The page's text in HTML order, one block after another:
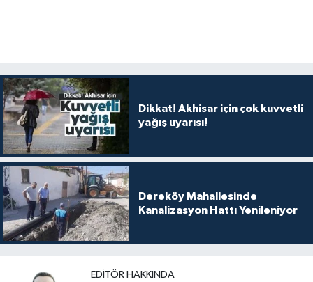
Dikkat! Akhisar için çok kuvvetli
yağış uyarısı!
Dereköy Mahallesinde
Kanalizasyon Hattı Yenileniyor
EDITÖR HAKKINDA